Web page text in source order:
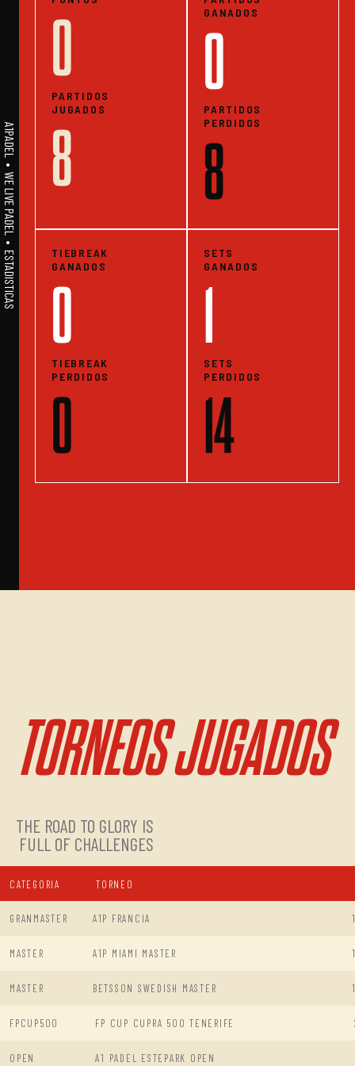
A1PADEL • WE LIVE PADEL • ESTADISTICAS
0
PARTIDOS
JUGADOS
8
GANADOS
0
PARTIDOS
PERDIDOS
8
TIEBREAK
GANADOS
0
TIEBREAK
PERDIDOS
0
SETS
GANADOS
1
SETS
PERDIDOS
14
TORNEOS JUGADOS
THE ROAD TO GLORY IS
FULL OF CHALLENGES
CATEGORIA TORNEO
GRANMASTER A1P FRANCIA
MASTER A1P MIAMI MASTER
MASTER BETSSON SWEDISH MASTER
FPCUP500 FP CUP CUPRA 500 TENERIFE
OPEN A1 PADEL ESTEPARK OPEN